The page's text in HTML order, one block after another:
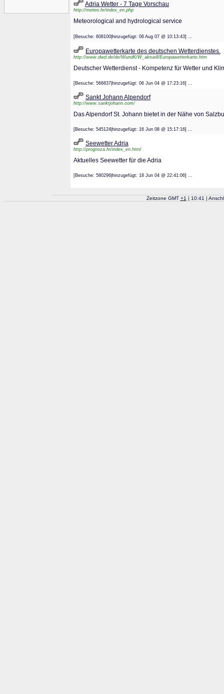
Adria Wetter - 7 Tage Vorschau
http://meteo.hr/index_en.php
Meteorological and hydrological service
[Besuche: 608100|hinzugefügt: 06 Aug 07 @ 10:13:43] ...
Europawetterkarte des deutschen Wetterdienstes.
http://www.dwd.de/de/WundK/W_aktuell/Europawetterkarte.htm
Deutscher Wetterdienst - Kompetenz für Wetter und
[Besuche: 566837|hinzugefügt: 06 Jun 04 @ 17:23:16] ...
Sankt Johann Alpendorf
http://www.sanktjohann.com/
Das Alpendorf St. Johann bietet in der Nähe von
[Besuche: 545124|hinzugefügt: 16 Jun 08 @ 15:17:16] ...
Seewetter Adria
http://prognoza.hr/index_en.html
Aktuelles Seewetter für die Adria
[Besuche: 580296|hinzugefügt: 18 Jun 04 @ 22:41:06] ...
Zeitzone GMT +1 | 10:41 |